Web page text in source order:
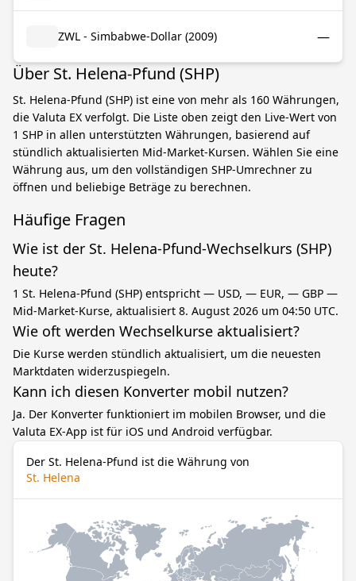
ZWL - Simbabwe-Dollar (2009) —
Über St. Helena-Pfund (SHP)
St. Helena-Pfund (SHP) ist eine von mehr als 160 Währungen,
die Valuta EX verfolgt. Die Liste oben zeigt den Live-Wert von
1 SHP in allen unterstützten Währungen, basierend auf
stündlich aktualisierten Mid-Market-Kursen. Wählen Sie eine
Währung aus, um den vollständigen SHP-Umrechner zu
öffnen und beliebige Beträge zu berechnen.
Häufige Fragen
Wie ist der St. Helena-Pfund-Wechselkurs (SHP)
heute?
1 St. Helena-Pfund (SHP) entspricht — USD, — EUR, — GBP —
Mid-Market-Kurse, aktualisiert 8. August 2026 um 04:50 UTC.
Wie oft werden Wechselkurse aktualisiert?
Die Kurse werden stündlich aktualisiert, um die neuesten
Marktdaten widerzuspiegeln.
Kann ich diesen Konverter mobil nutzen?
Ja. Der Konverter funktioniert im mobilen Browser, und die
Valuta EX-App ist für iOS und Android verfügbar.
Der St. Helena-Pfund ist die Währung von
St. Helena